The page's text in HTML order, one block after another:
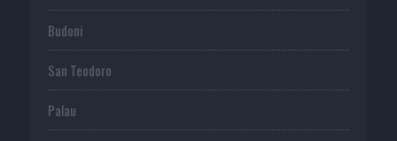
Budoni
San Teodoro
Palau